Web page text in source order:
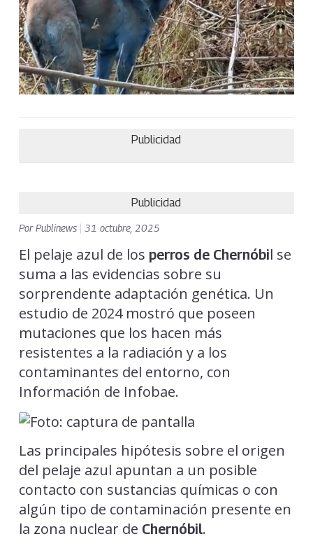
Publicidad
Publicidad
PorPublinews 31 octubre, 2025
El pelaje azul de los perros de Chernóbil se
suma a las evidencias sobre su
sorprendente adaptación genética. Un
estudio de 2024 mostró que poseen
mutaciones que los hacen más
resistentes a la radiación y a los
contaminantes del entorno, con
Información de Infobae.
Las principales hipótesis sobre el origen
del pelaje azul apuntan a un posible
contacto con sustancias químicas o con
algún tipo de contaminación presente en
la zona nuclear de Chernóbil.